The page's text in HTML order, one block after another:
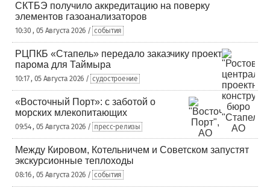
СКТБЭ получило аккредитацию на поверку
элементов газоанализаторов
10:30 , 05 Августа 2026 / события
РЦПКБ «Стапель» передало заказчику проект
парома для Таймыра
10:17 , 05 Августа 2026 / судостроение
«Восточный Порт»: с заботой о
морских млекопитающих
09:54 , 05 Августа 2026 / пресс-релизы
Между Кировом, Котельничем и Советском запустят
экскурсионные теплоходы
08:16 , 05 Августа 2026 / события